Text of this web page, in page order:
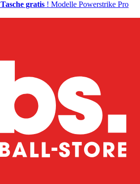
Tasche gratis ! Modelle Powerstrike Pro